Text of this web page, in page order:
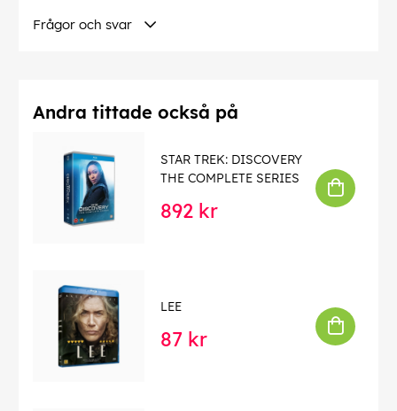
Frågor och svar
Andra tittade också på
STAR TREK: DISCOVERY
THE COMPLETE SERIES
892 kr
LEE
87 kr